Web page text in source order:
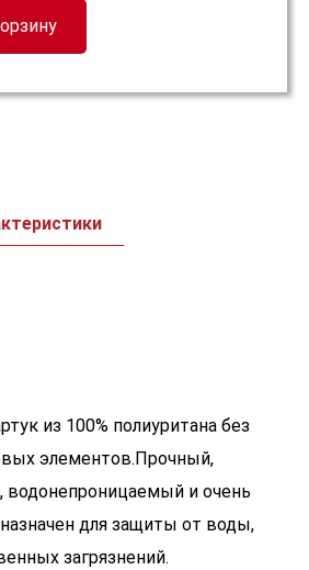
из 100% полиуритана без
элементов.Прочный,
водонепроницаемый и очень
для защиты от воды,
загрязнений.